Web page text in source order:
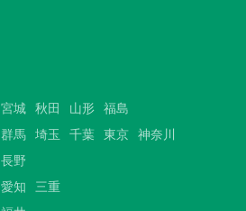
宮城 秋田 山形 福島
群馬 埼玉 千葉 東京 神奈川
長野
愛知
三重